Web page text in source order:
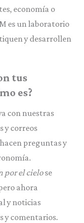
economía o
es un laboratorio
y desarrollen
tus
es?
con nuestras
y correos
preguntas y
por el cielose
ahora
y noticias
y comentarios.